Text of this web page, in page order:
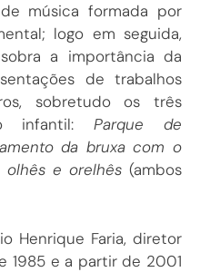
música formada por
logo em seguida,
a importância da
de trabalhos
sobretudo os três
infantil:Parque de
da bruxa com o
olhês e orelhês(ambos
Henrique Faria, diretor
1985 e a partir de 2001